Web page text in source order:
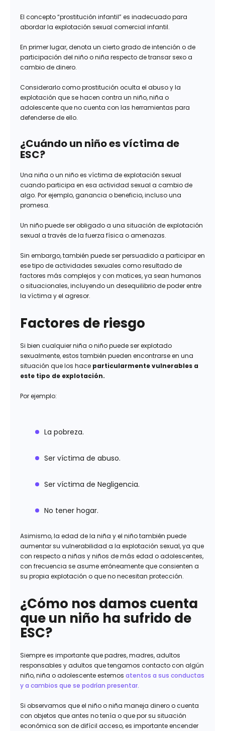
El concepto “prostitución infantil” es inadecuado para
abordar la explotación sexual comercial infantil.
En primer lugar, denota un cierto grado de intención o de
participación del niño o niña respecto de transar sexo a
cambio de dinero.
Considerarlo como prostitución oculta el abuso y la
explotación que se hacen contra un niño, niña o
adolescente que no cuenta con las herramientas para
defenderse de ello.
¿Cuándo un niño es víctima de
ESC?
Una niña o un niño es víctima de explotación sexual
cuando participa en esa actividad sexual a cambio de
algo. Por ejemplo, ganancia o beneficio, incluso una
promesa.
Un niño puede ser obligado a una situación de explotación
sexual a través de la fuerza física o amenazas.
Sin embargo, también puede ser persuadido a participar en
ese tipo de actividades sexuales como resultado de
factores más complejos y con matices, ya sean humanos
o situacionales, incluyendo un desequilibrio de poder entre
la víctima y el agresor.
Factores de riesgo
Si bien cualquier niña o niño puede ser explotado
sexualmente, estos también pueden encontrarse en una
situación que los hace particularmente vulnerables a
este tipo de explotación.
Por ejemplo:
La pobreza.
Ser víctima de abuso.
Ser víctima de Negligencia.
No tener hogar.
Asimismo, la edad de la niña y el niño también puede
aumentar su vulnerabilidad a la explotación sexual, ya que
con respecto a niñas y niños de más edad o adolescentes,
con frecuencia se asume erróneamente que consienten a
su propia explotación o que no necesitan protección.
¿Cómo nos damos cuenta
que un niño ha sufrido de
ESC?
Siempre es importante que padres, madres, adultos
responsables y adultos que tengamos contacto con algún
niño, niña o adolescente estemos atentos a sus conductas
y a cambios que se podrían presentar.
Si observamos que el niño o niña maneja dinero o cuenta
con objetos que antes no tenía o que por su situación
económica son de difícil acceso, es importante encender